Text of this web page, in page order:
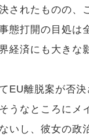
されたものの、
態打開の目処は
経済にも大きな
EU離脱案が否
うなところにメ
いし、彼女の政